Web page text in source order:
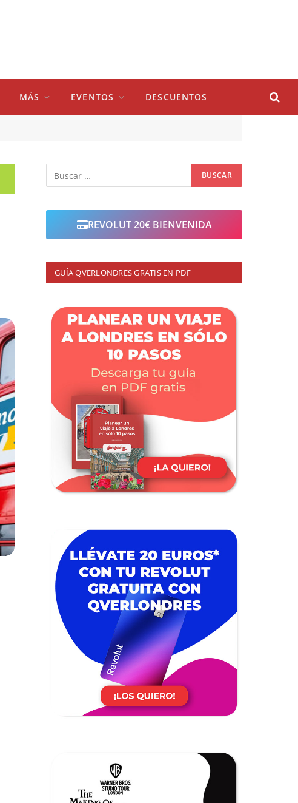
MÁS EVENTOS DESCUENTOS
REVOLUT 20€ BIENVENIDA
GUÍA QVERLONDRES GRATIS EN PDF